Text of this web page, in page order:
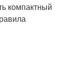
компактный